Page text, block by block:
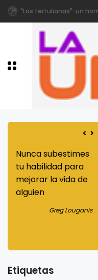
Vocalía de cultura
Nunca subestimes
tu habilidad para
mejorar la vida de
alguien
Greg Louganis
Etiquetas